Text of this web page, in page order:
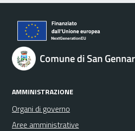
Comune di San
AMMINISTRAZIONE
Organi di governo
Aree amministrative